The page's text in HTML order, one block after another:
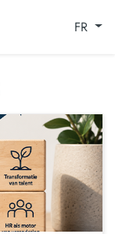
FR